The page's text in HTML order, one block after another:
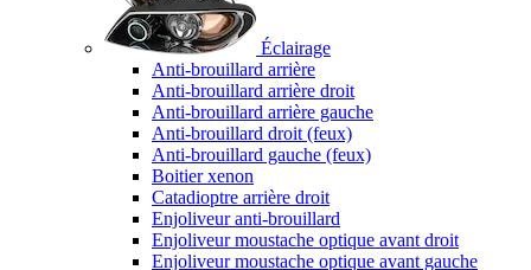
Éclairage
Anti-brouillard arrière
Anti-brouillard arrière droit
Anti-brouillard arrière gauche
Anti-brouillard droit (feux)
Anti-brouillard gauche (feux)
Boitier xenon
Catadioptre arrière droit
Enjoliveur anti-brouillard
Enjoliveur moustache optique avant droit
Enjoliveur moustache optique avant gauche